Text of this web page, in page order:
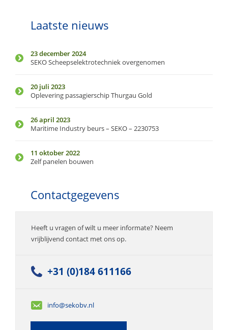
Laatste nieuws
23 december 2024
SEKO Scheepselektrotechniek overgenomen
20 juli 2023
Oplevering passagierschip Thurgau Gold
26 april 2023
Maritime Industry beurs – SEKO – 2230753
11 oktober 2022
Zelf panelen bouwen
Contactgegevens
Heeft u vragen of wilt u meer informate? Neem
vrijblijvend contact met ons op.
+31 (0)184 611166
info@sekobv.nl